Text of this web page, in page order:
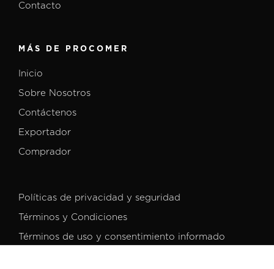
Contacto
MÁS DE PROCOMER
Inicio
Sobre Nosotros
Contáctenos
Exportador
Comprador
Políticas de privacidad y seguridad
Términos y Condiciones
Términos de uso y consentimiento informado